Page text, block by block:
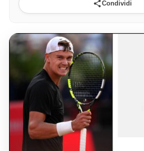
Condividi